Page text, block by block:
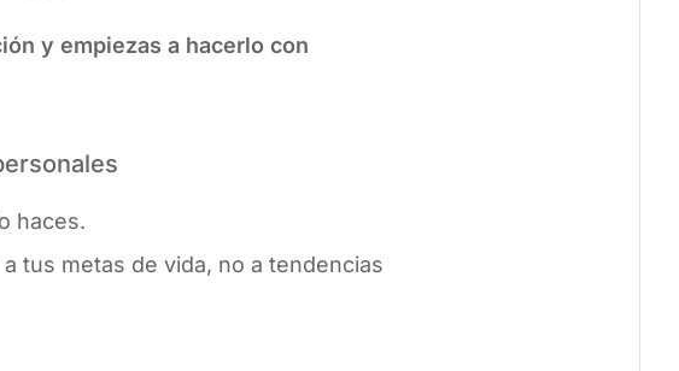
y empiezas a hacerlo con
haces.
tus metas de vida, no a tendencias